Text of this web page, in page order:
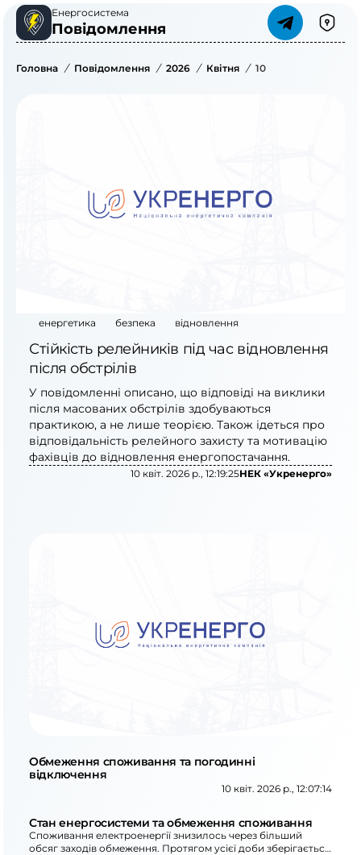
Енергосистема
Повідомлення
Обмеження споживання та погодинні
відключення
10 квіт. 2026 р., 12:07:14
Стан енергосистеми та обмеження споживання
Споживання електроенергії знизилось через більший
обсяг заходів обмеження. Протягом усієї доби зберігається
Головна / Повідомлення / 2026 / Квітня / 10
енергетика безпека відновлення
Стійкість релейників під час відновлення
після обстрілів
У повідомленні описано, що відповіді на виклики
після масованих обстрілів здобуваються
практикою, а не лише теорією. Також ідеться про
відповідальність релейного захисту та мотивацію
фахівців до відновлення енергопостачання.
10 квіт. 2026 р., 12:19:25НЕК «Укренерго»